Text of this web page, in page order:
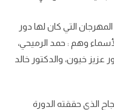
التي كان لها دور
وهم : حمد الرميحي،
عزيز خيون، والدكتور خالد
الذي حققته الدورة